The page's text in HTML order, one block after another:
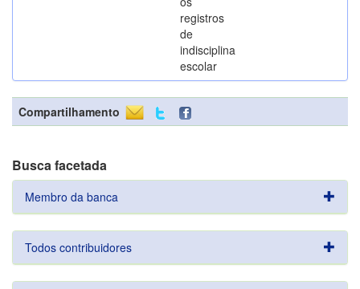
registros
de
indisciplina
escolar
Compartilhamento
Busca facetada
Membro da banca
Todos contribuidores